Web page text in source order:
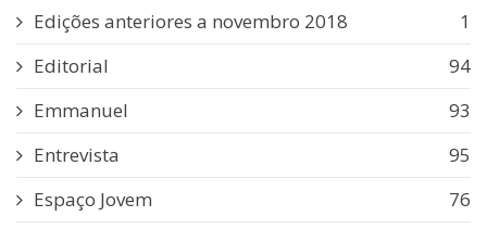
Edições anteriores a novembro 2018
1
Editorial
94
Emmanuel
93
Entrevista
95
Espaço Jovem
76